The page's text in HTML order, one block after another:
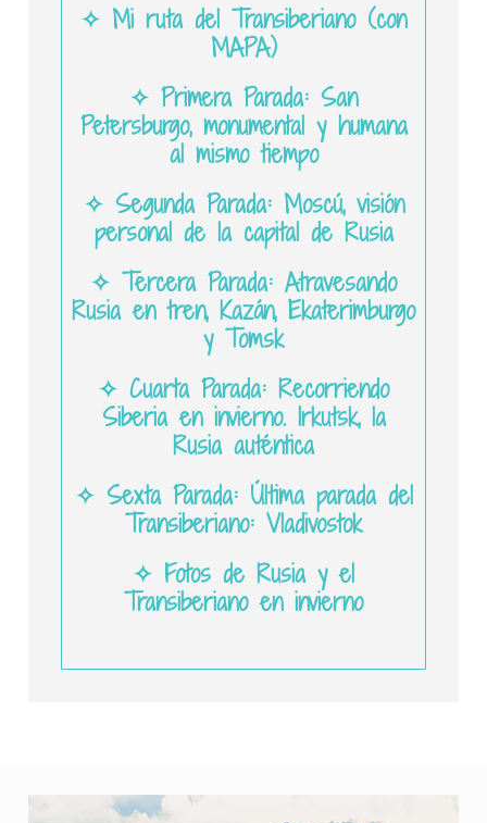
✧ Mi ruta del Transiberiano (con
MAPA)
✧ Primera Parada: San
Petersburgo, monumental y humana
al mismo tiempo
✧ Segunda Parada: Moscú, visión
personal de la capital de Rusia
✧ Tercera Parada: Atravesando
Rusia en tren, Kazán, Ekaterimburgo
y Tomsk
✧ Cuarta Parada: Recorriendo
Siberia en invierno. Irkutsk, la
Rusia auténtica
✧ Sexta Parada: Última parada del
Transiberiano: Vladivostok
✧ Fotos de Rusia y el
Transiberiano en invierno